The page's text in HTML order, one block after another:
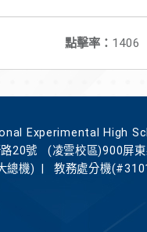
點擊率： 1406
Experimental High
20號
(凌雲校區)900屏
總機)
教務處分機